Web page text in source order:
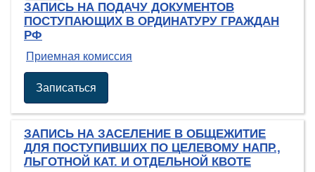
ЗАПИСЬ НА ПОДАЧУ ДОКУМЕНТОВ
ПОСТУПАЮЩИХ В ОРДИНАТУРУ ГРАЖДАН
РФ
Приемная комиссия
Записаться
ЗАПИСЬ НА ЗАСЕЛЕНИЕ В ОБЩЕЖИТИЕ
ДЛЯ ПОСТУПИВШИХ ПО ЦЕЛЕВОМУ НАПР.,
ЛЬГОТНОЙ КАТ. И ОТДЕЛЬНОЙ КВОТЕ